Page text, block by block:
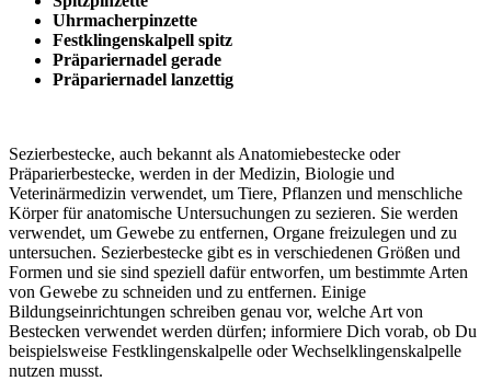
Uhrmacherpinzette
Festklingenskalpell spitz
Präpariernadel gerade
Präpariernadel lanzettig
Sezierbestecke, auch bekannt als Anatomiebestecke oder
Präparierbestecke, werden in der Medizin, Biologie und
Veterinärmedizin verwendet, um Tiere, Pflanzen und menschliche
Körper für anatomische Untersuchungen zu sezieren. Sie werden
verwendet, um Gewebe zu entfernen, Organe freizulegen und zu
untersuchen. Sezierbestecke gibt es in verschiedenen Größen und
Formen und sie sind speziell dafür entworfen, um bestimmte Arten
von Gewebe zu schneiden und zu entfernen. Einige
Bildungseinrichtungen schreiben genau vor, welche Art von
Bestecken verwendet werden dürfen; informiere Dich vorab, ob Du
beispielsweise Festklingenskalpelle oder Wechselklingenskalpelle
nutzen musst.